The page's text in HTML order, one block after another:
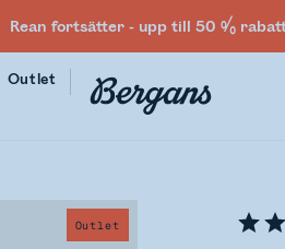
Rean fortsätter - upp till 50 %
Outlet
Outlet